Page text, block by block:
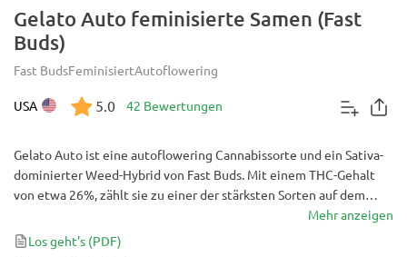
Gelato Auto feminisierte Samen (Fast
Buds)
Fast BudsFeminisiertAutoflowering
USA 5.0 42 Bewertungen
Gelato Auto ist eine autoflowering Cannabissorte und ein Sativa-
dominierter Weed-Hybrid von Fast Buds. Mit einem THC-Gehalt
von etwa 26%, zählt sie zu einer der stärksten Sorten auf dem
Markt. Voller süßer, cremiger Aromen ist diese Dessert-Sorte eine
Quelle von schwerfälliger Euphorie, Kreativität und körperlicher
Mehr anzeigen
Los geht's (PDF)